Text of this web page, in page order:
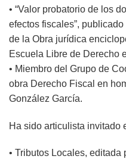
• “Valor probatorio de los
efectos fiscales”,
de la Obra jurídica
Escuela Libre de Derecho
• Miembro del Grupo de
obra Derecho Fiscal en
González García.
Ha sido articulista invitado
• Tributos Locales, editada